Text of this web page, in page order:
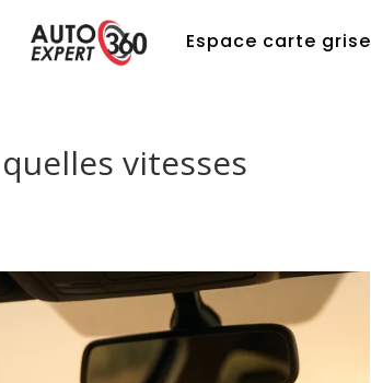
Espace carte grise
vitesses